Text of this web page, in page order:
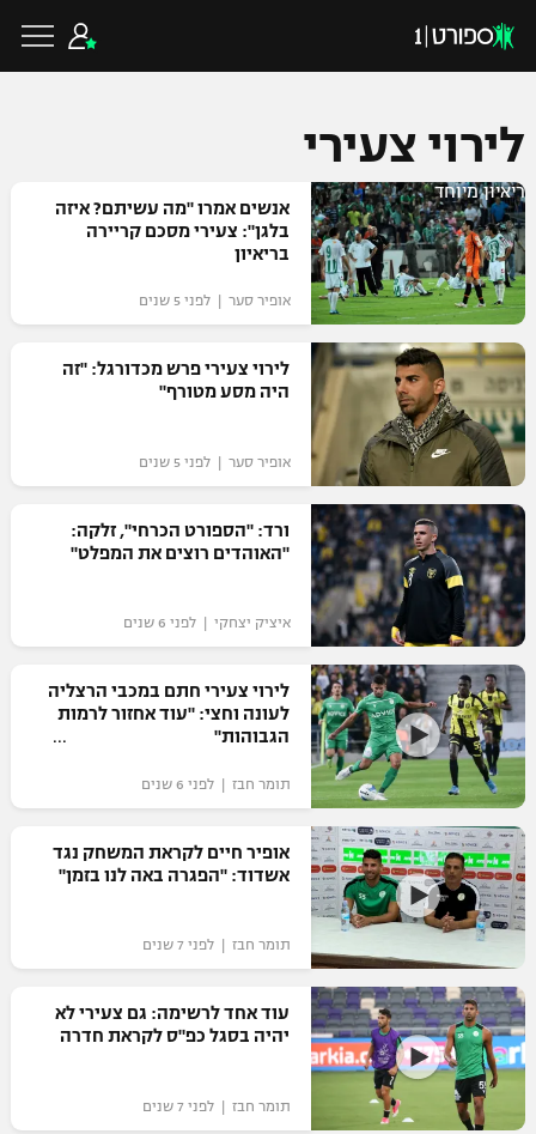
VOD
רץ ברשת
תוצאות
לוח שידורים
ברחבה
"מעל הליגה" – פודקאסט
"מחצית בשכונה" – פודקאסט
כדורגל ישראלי
ליגת העל
גביע הטוטו
ליגיונרים
גביע המדינה
נבחרת ישראל
מכבי חיפה
בית"ר ירושלים
מכבי תל אביב
הפועל תל אביב
הפועל חיפה
הפועל באר שבע
מכבי נתניה
בני יהודה
כדורגל עולמי
ליגת האלופות
ליגה אירופית
ליגה אנגלית
ליגה גרמנית
ליגה ספרדית
ליגה איטלקית
ליגה צרפתית
ליגה הולנדית
ליגה סינית
ליגה ברזילאית
ליגות נוספות
כדורסל ישראלי
ליגת ווינר סל
ליגה לאומית
כדורסל נשים
מכבי תל אביב
הפועל חולון
הפועל ירושלים
דני אבדיה
כדורסל עולמי
NBA
יורוליג
יורוקאפ
ענפים נוספים
טניס
כדוריד
כדורעף
שחייה
ג'ודו
אגרוף
UFC
היאבקות WWE
אופניים
לירוי צעירי
ריאיון מיוחד
אנשים אמרו "מה עשיתם? איזה
בלגן": צעירי מסכם קריירה
בריאיון
אופיר סער | לפני 5 שנים
לירוי צעירי פרש מכדורגל: "זה
היה מסע מטורף"
אופיר סער | לפני 5 שנים
ורד: "הספורט הכרחי", זלקה:
"האוהדים רוצים את המפלט"
איציק יצחקי | לפני 6 שנים
לירוי צעירי חתם במכבי הרצליה
לעונה וחצי: "עוד אחזור לרמות
הגבוהות"
תומר חבז | לפני 6 שנים
אופיר חיים לקראת המשחק נגד
אשדוד: "הפגרה באה לנו בזמן"
תומר חבז | לפני 7 שנים
עוד אחד לרשימה: גם צעירי לא
יהיה בסגל כפ"ס לקראת חדרה
תומר חבז | לפני 7 שנים